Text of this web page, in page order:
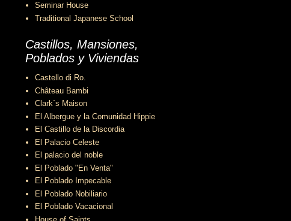
Seminar House
Traditional Japanese School
Castillos, Mansiones,
Poblados y Viviendas
Castello di Ro.
Château Bambi
Clark´s Maison
El Albergue y la Comunidad Hippie
El Castillo de la Discordia
El Palacio Celeste
El palacio del noble
El Poblado "En Venta"
El Poblado Impecable
El Poblado Nobiliario
El Poblado Vacacional